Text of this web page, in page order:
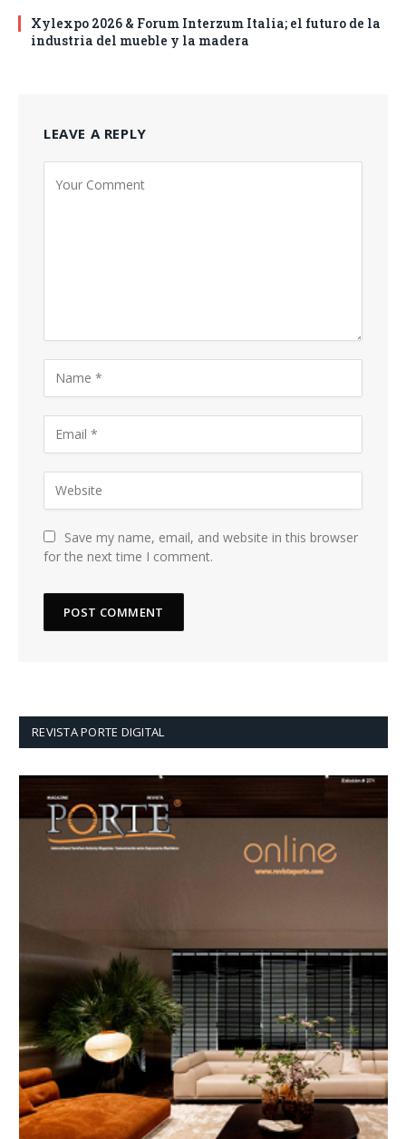
Xylexpo 2026 & Forum Interzum Italia; el futuro de la
industria del mueble y la madera
LEAVE A REPLY
Save my name, email, and website in this browser
for the next time I comment.
REVISTA PORTE DIGITAL